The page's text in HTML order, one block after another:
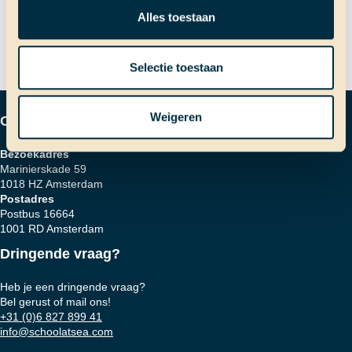
Alles toestaan
Selectie toestaan
Weigeren
middeleeuws tintje
Contactgegevens
Bezoekadres
Marinierskade 59
1018 HZ Amsterdam
Postadres
Postbus 16664
1001 RD Amsterdam
Dringende vraag?
Heb je een dringende vraag?
Bel gerust of mail ons!
+31 (0)6 827 899 41
info@schoolatsea.com